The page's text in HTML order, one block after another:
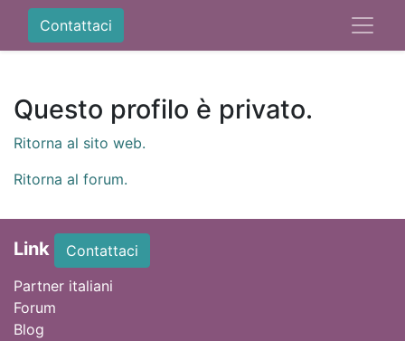
Contattaci
Questo profilo è privato.
Ritorna al sito web.
Ritorna al forum.
Link
Contattaci
Partner italiani
Forum
Blog